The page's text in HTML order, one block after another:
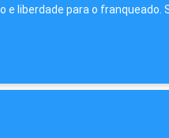
liberdade para o franqueado.